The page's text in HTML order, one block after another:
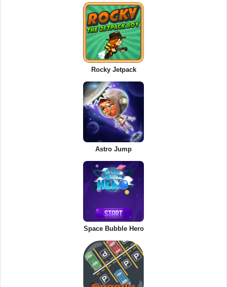
Rocky Jetpack
Astro Jump
Space Bubble Hero